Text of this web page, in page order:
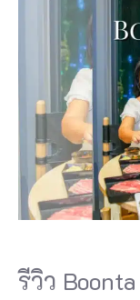
รีวิว